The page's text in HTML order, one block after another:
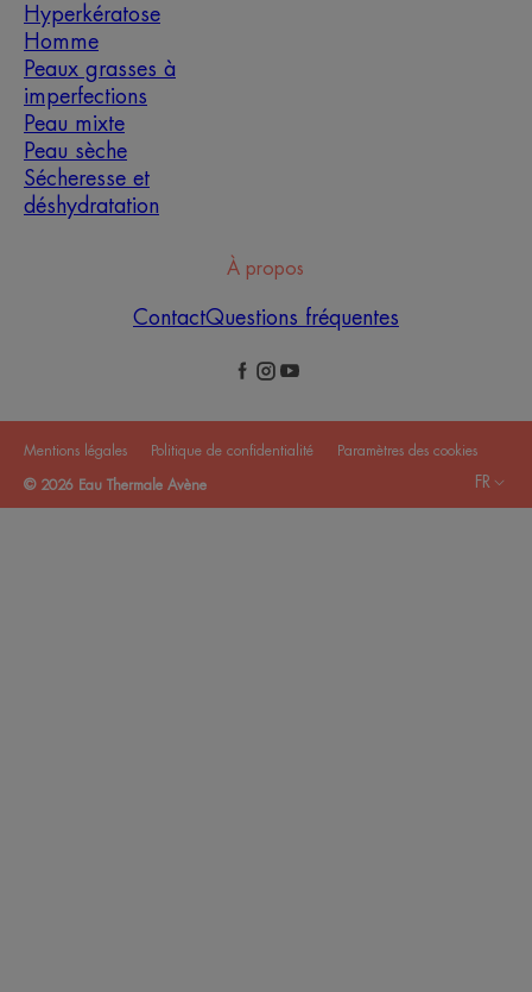
Hyperkératose
Homme
Peaux grasses à
imperfections
Peau mixte
Peau sèche
Sécheresse et
déshydratation
À propos
ContactQuestions fréquentes
Mentions légales Politique de confidentialité Paramètres des cookies
© 2026 Eau Thermale Avène FR